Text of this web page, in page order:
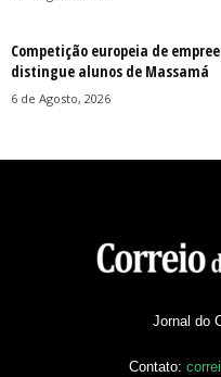
Competição europeia de
distingue alunos de Massamá
6 de Agosto, 2026
Jornal do
Contato: